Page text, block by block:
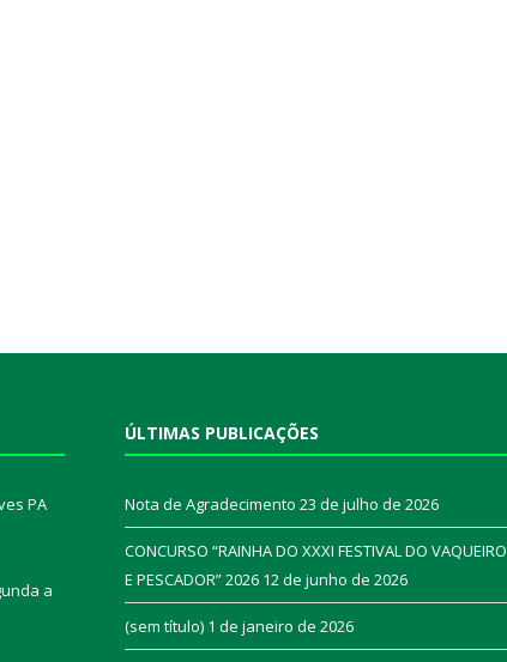
PA
a
ÚLTIMAS PUBLICAÇÕES
Nota de Agradecimento 23 de julho de 2026
CONCURSO “RAINHA DO XXXI FESTIVAL DO VAQUEIRO
E PESCADOR” 2026 12 de junho de 2026
(sem título) 1 de janeiro de 2026